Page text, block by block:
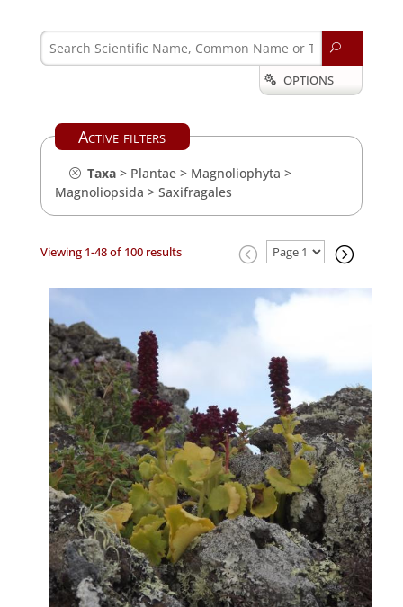
U
 OPTIONS
Active filters
Taxa> Plantae> Magnoliophyta >
Magnoliopsida > Saxifragales
Viewing 1-48 of 100 results